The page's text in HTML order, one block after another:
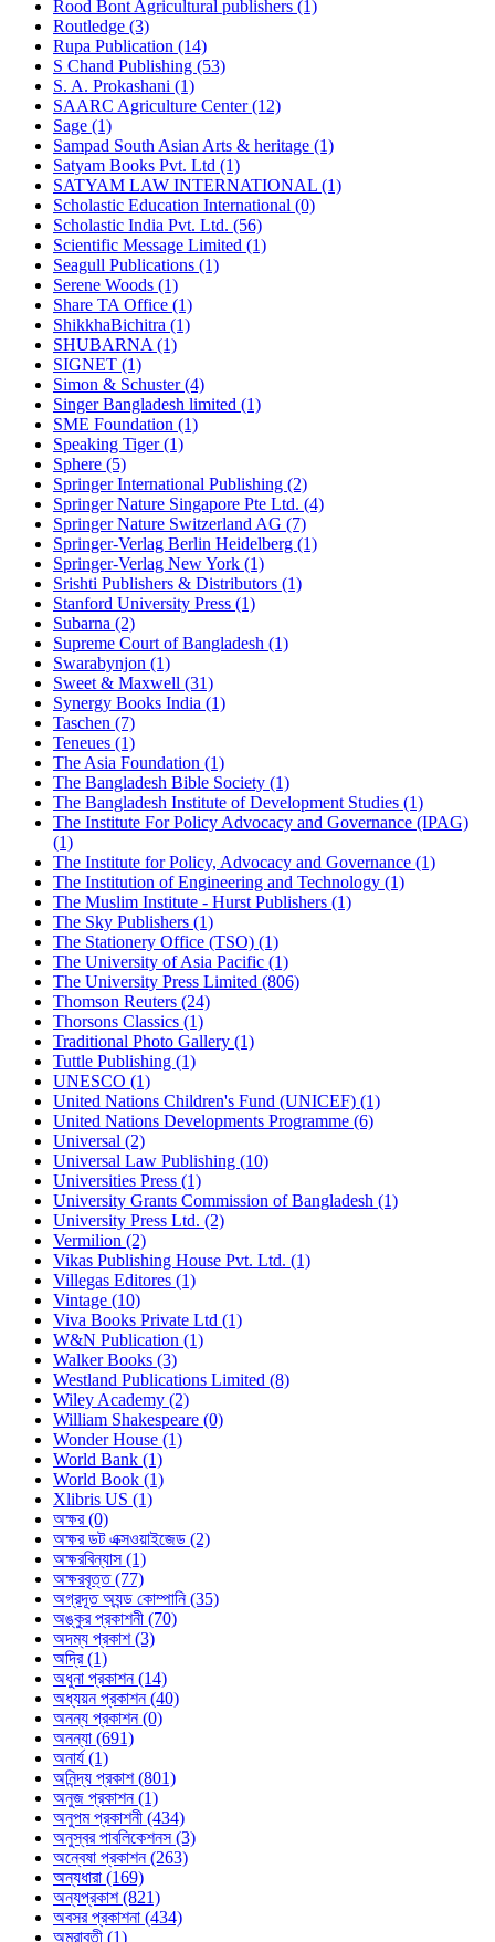
Rood Bont Agricultural publishers (1)
Routledge (3)
Rupa Publication (14)
S Chand Publishing (53)
S. A. Prokashani (1)
SAARC Agriculture Center (12)
Sage (1)
Sampad South Asian Arts & heritage (1)
Satyam Books Pvt. Ltd (1)
SATYAM LAW INTERNATIONAL (1)
Scholastic Education International (0)
Scholastic India Pvt. Ltd. (56)
Scientific Message Limited (1)
Seagull Publications (1)
Serene Woods (1)
Share TA Office (1)
ShikkhaBichitra (1)
SHUBARNA (1)
SIGNET (1)
Simon & Schuster (4)
Singer Bangladesh limited (1)
SME Foundation (1)
Speaking Tiger (1)
Sphere (5)
Springer International Publishing (2)
Springer Nature Singapore Pte Ltd. (4)
Springer Nature Switzerland AG (7)
Springer-Verlag Berlin Heidelberg (1)
Springer-Verlag New York (1)
Srishti Publishers & Distributors (1)
Stanford University Press (1)
Subarna (2)
Supreme Court of Bangladesh (1)
Swarabynjon (1)
Sweet & Maxwell (31)
Synergy Books India (1)
Taschen (7)
Teneues (1)
The Asia Foundation (1)
The Bangladesh Bible Society (1)
The Bangladesh Institute of Development Studies (1)
The Institute For Policy Advocacy and Governance (IPAG)
(1)
The Institute for Policy, Advocacy and Governance (1)
The Institution of Engineering and Technology (1)
The Muslim Institute - Hurst Publishers (1)
The Sky Publishers (1)
The Stationery Office (TSO) (1)
The University of Asia Pacific (1)
The University Press Limited (806)
Thomson Reuters (24)
Thorsons Classics (1)
Traditional Photo Gallery (1)
Tuttle Publishing (1)
UNESCO (1)
United Nations Children's Fund (UNICEF) (1)
United Nations Developments Programme (6)
Universal (2)
Universal Law Publishing (10)
Universities Press (1)
University Grants Commission of Bangladesh (1)
University Press Ltd. (2)
Vermilion (2)
Vikas Publishing House Pvt. Ltd. (1)
Villegas Editores (1)
Vintage (10)
Viva Books Private Ltd (1)
W&N Publication (1)
Walker Books (3)
Westland Publications Limited (8)
Wiley Academy (2)
William Shakespeare (0)
Wonder House (1)
World Bank (1)
World Book (1)
Xlibris US (1)
অক্ষর (0)
অক্ষর ডট এক্সওয়াইজেড (2)
অক্ষরবিন্যাস (1)
অক্ষরবৃত্ত (77)
অগ্রদূত অ্যন্ড কোম্পানি (35)
অঙ্কুর প্রকাশনী (70)
অদম্য প্রকাশ (3)
অদ্রি (1)
অধুনা প্রকাশন (14)
অধ্যয়ন প্রকাশন (40)
অনন্য প্রকাশন (0)
অনন্যা (691)
অনার্য (1)
অনিন্দ্য প্রকাশ (801)
অনুজ প্রকাশন (1)
অনুপম প্রকাশনী (434)
অনুস্বর পাবলিকেশনস (3)
অন্বেষা প্রকাশন (263)
অন্যধারা (169)
অন্যপ্রকাশ (821)
অবসর প্রকাশনা (434)
অমরাবতী (1)